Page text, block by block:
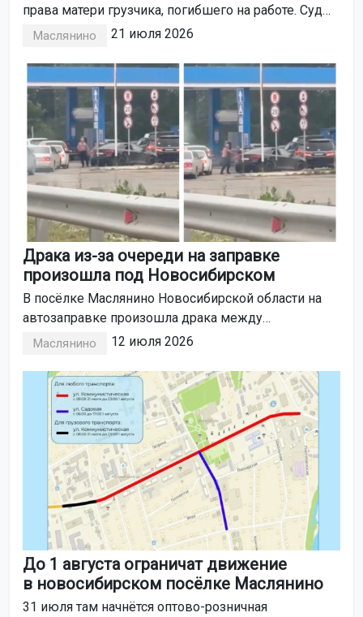
права матери грузчика, погибшего на работе. Суд
обязал работодателя выплатить женщине 1,2 млн
Маслянино 21 июля 2026
Драка из-за очереди на заправке
произошла под Новосибирском
В посёлке Маслянино Новосибирской области на
автозаправке произошла драка между
водителями. Конфликт возник из-за нарушения
Маслянино 12 июля 2026
До 1 августа ограничат движение
в новосибирском посёлке Маслянино
31 июля там начнётся оптово-розничная